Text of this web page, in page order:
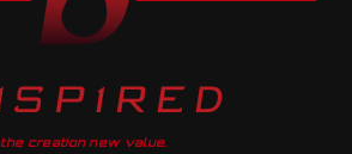
the creation new value.